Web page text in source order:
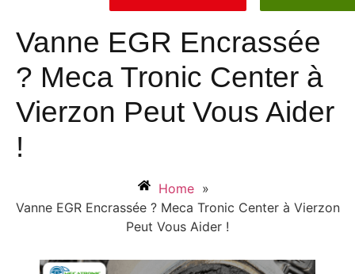
Vanne EGR Encrassée
? Meca Tronic Center à
Vierzon Peut Vous Aider
!
Home »
Vanne EGR Encrassée ? Meca Tronic Center à Vierzon
Peut Vous Aider !